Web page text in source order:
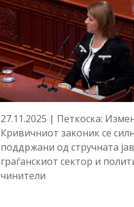
27.11.2025 | Петкоска:
Кривичниот законик се
поддржани од стручната
граѓанскиот сектор и
чинители